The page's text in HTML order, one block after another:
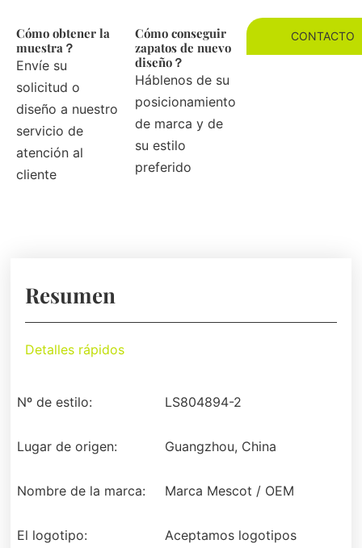
Cómo obtener la
muestra？
Envíe su
solicitud o
diseño a nuestro
servicio de
atención al
cliente
Cómo conseguir
zapatos de nuevo
diseño？
Háblenos de su
posicionamiento
de marca y de
su estilo
preferido
CONTACTO
Resumen
Detalles rápidos
Nº de estilo: LS804894-2
Lugar de origen: Guangzhou, China
Nombre de la marca: Marca Mescot / OEM
El logotipo:
Aceptamos logotipos